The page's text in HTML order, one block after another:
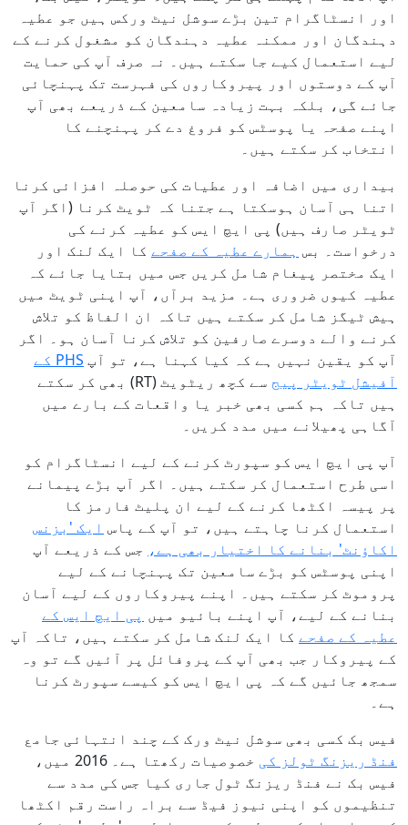
اور انسٹاگرام تین بڑے سوشل نیٹ ورکس ہیں جو عطیہ
دہندگان اور ممکنہ عطیہ دہندگان کو مشغول کرنے کے
لیے استعمال کیے جا سکتے ہیں۔ نہ صرف آپ کی حمایت
آپ کے دوستوں اور پیروکاروں کی فہرست تک پہنچائی
جائے گی، بلکہ بہت زیادہ سامعین کے ذریعے بھی آپ
اپنے صفحہ یا پوسٹس کو فروغ دے کر پہنچنے کا
انتخاب کر سکتے ہیں۔
بیداری میں اضافہ اور عطیات کی حوصلہ افزائی کرنا
اتنا ہی آسان ہوسکتا ہے جتنا کہ ٹویٹ کرنا (اگر آپ
ٹویٹر صارف ہیں) پی ایچ ایس کو عطیہ کرنے کی
درخواست۔ بس ہمارے عطیہ کے صفحے کا ایک لنک اور
ایک مختصر پیغام شامل کریں جس میں بتایا جائے کہ
عطیہ کیوں ضروری ہے۔ مزید برآں، آپ اپنی ٹویٹ میں
ہیش ٹیگز شامل کر سکتے ہیں تاکہ ان الفاظ کو تلاش
کرنے والے دوسرے صارفین کو تلاش کرنا آسان ہو۔ اگر
آپ کو یقین نہیں ہے کہ کیا کہنا ہے، تو آپ
PHS کے
آفیشل ٹویٹر پیج
سے کچھ ریٹویٹ (RT) بھی کر سکتے
ہیں تاکہ ہم کسی بھی خبر یا واقعات کے بارے میں
آگاہی پھیلانے میں مدد کریں۔
آپ پی ایچ ایس کو سپورٹ کرنے کے لیے انسٹاگرام کو
اسی طرح استعمال کر سکتے ہیں۔ اگر آپ بڑے پیمانے
پر پیسہ اکٹھا کرنے کے لیے ان پلیٹ فارمز کا
استعمال کرنا چاہتے ہیں، تو آپ کے پاس ایک 'بزنس
اکاؤنٹ' بنانے کا اختیار بھی ہے، جس کے ذریعے آپ
اپنی پوسٹس کو بڑے سامعین تک پہنچانے کے لیے
پروموٹ کر سکتے ہیں۔ اپنے پیروکاروں کے لیے آسان
بنانے کے لیے، آپ اپنے بائیو میں پی ایچ ایس کے
عطیہ کے صفحے کا ایک لنک شامل کر سکتے ہیں، تاکہ آپ
کے پیروکار جب بھی آپ کے پروفائل پر آئیں گے تو وہ
سمجھ جائیں گے کہ پی ایچ ایس کو کیسے سپورٹ کرنا
ہے۔
فیس بک کسی بھی سوشل نیٹ ورک کے چند انتہائی جامع
فنڈ ریزنگ ٹولز کی
خصوصیات رکھتا ہے۔ 2016 میں،
فیس بک نے فنڈ ریزنگ ٹول جاری کیا جس کی مدد سے
تنظیموں کو اپنی نیوز فیڈ سے براہ راست رقم اکٹھا